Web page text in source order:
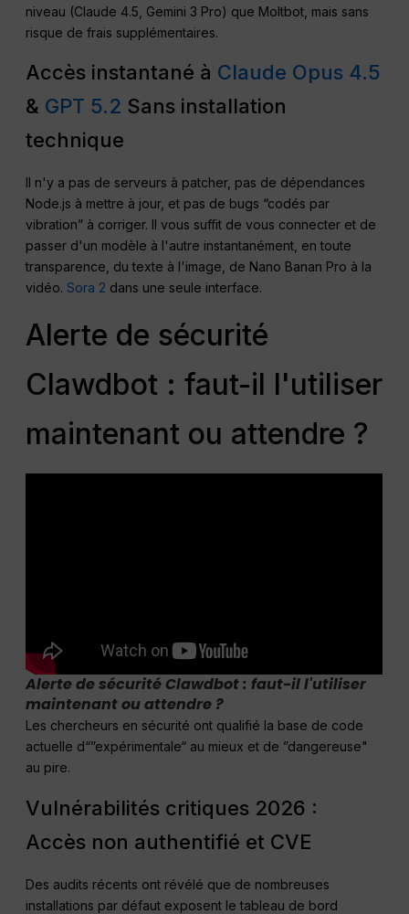
niveau (Claude 4.5, Gemini 3 Pro) que Moltbot, mais sans
risque de frais supplémentaires.
Accès instantané à Claude Opus 4.5
& GPT 5.2 Sans installation
technique
Il n'y a pas de serveurs à patcher, pas de dépendances
Node.js à mettre à jour, et pas de bugs “codés par
vibration” à corriger. Il vous suffit de vous connecter et de
passer d'un modèle à l'autre instantanément, en toute
transparence, du texte à l'image, de Nano Banan Pro à la
vidéo.Sora 2 dans une seule interface.
Alerte de sécurité
Clawdbot : faut-il l'utiliser
maintenant ou attendre ?
Alerte de sécurité Clawdbot : faut-il l'utiliser
maintenant ou attendre ?
Les chercheurs en sécurité ont qualifié la base de code
actuelle d“”expérimentale“ au mieux et de ”dangereuse"
au pire.
Vulnérabilités critiques 2026 :
Accès non authentifié et CVE
Des audits récents ont révélé que de nombreuses
installations par défaut exposent le tableau de bord